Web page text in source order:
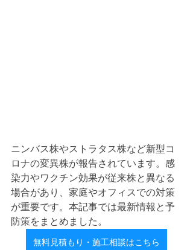
ニンバス株やストラタス株など新型コ
ロナの変異株が報告されています。感
染力やワクチン効果が従来株と異なる
場合があり、家庭やオフィスでの対策
が重要です。本記事では最新情報と予
防策をまとめました。
無料見積もり・施工相談はこちら